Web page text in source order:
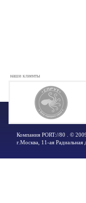
наши клиенты
Компания PORT://80 . ©
г.Москва 11-ая